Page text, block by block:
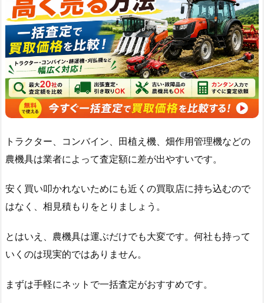
トラクター、コンバイン、田植え機、畑作用管理機などの
農機具は業者によって査定額に差が出やすいです。
安く買い叩かれないためにも近くの買取店に持ち込むので
はなく、相見積もりをとりましょう。
とはいえ、農機具は運ぶだけでも大変です。何社も持って
いくのは現実的ではありません。
まずは手軽にネットで一括査定がおすすめです。